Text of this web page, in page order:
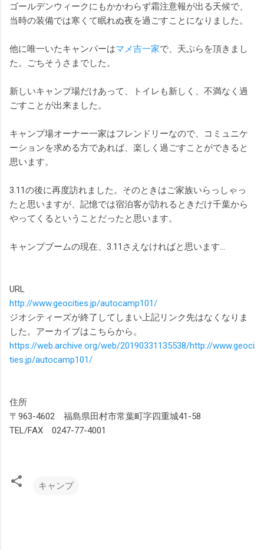
ゴールデンウィークにもかかわらず霜注意報が出る天候で、
当時の装備では寒くて眠れぬ夜を過ごすことになりました。
他に唯一いたキャンパーはマメ吉一家で、天ぷらを頂きまし
た。ごちそうさまでした。
新しいキャンプ場だけあって、トイレも新しく、不満なく過
ごすことが出来ました。
キャンプ場オーナー一家はフレンドリーなので、コミュニケ
ーションを求める方であれば、楽しく過ごすことができると
思います。
3.11の後に再度訪れました。そのときはご家族いらっしゃっ
たと思いますが、記憶では宿泊客が訪れるときだけ千葉から
やってくるということだったと思います。
キャンプブームの現在、3.11さえなければと思います…
URL
http://www.geocities.jp/autocamp101/
ジオシティーズが終了してしまい上記リンク先はなくなりま
した。アーカイブはこちらから。
https://web.archive.org/web/20190331135538/http://www.geoci
ties.jp/autocamp101/
住所
〒963-4602 福島県田村市常葉町字四重城41-58
TEL/FAX 0247-77-4001
キャンプ